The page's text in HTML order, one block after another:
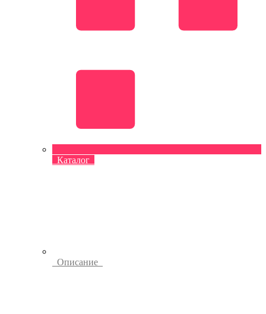
Каталог
Описание